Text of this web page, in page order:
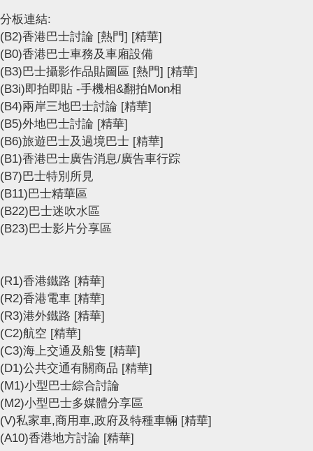
分板連結:
(B2)香港巴士討論 [熱門] [精華]
(B0)香港巴士車務及車廂設備
(B3)巴士攝影作品貼圖區 [熱門] [精華]
(B3i)即拍即貼 -手機相&翻拍Mon相
(B4)兩岸三地巴士討論 [精華]
(B5)外地巴士討論 [精華]
(B6)旅遊巴士及過境巴士 [精華]
(B1)香港巴士廣告消息/廣告車行踪
(B7)巴士特別所見
(B11)巴士精華區
(B22)巴士迷吹水區
(B23)巴士影片分享區
(R1)香港鐵路 [精華]
(R2)香港電車 [精華]
(R3)港外鐵路 [精華]
(C2)航空 [精華]
(C3)海上交通及船隻 [精華]
(D1)公共交通有關商品 [精華]
(M1)小型巴士綜合討論
(M2)小型巴士多媒體分享區
(V)私家車,商用車,政府及特種車輛 [精華]
(A10)香港地方討論 [精華]